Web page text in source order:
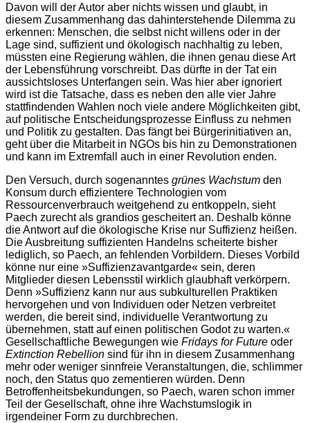
Davon will der Autor aber nichts wissen und glaubt, in
diesem Zusammenhang das dahinterstehende Dilemma zu
erkennen: Menschen, die selbst nicht willens oder in der
Lage sind, suffizient und ökologisch nachhaltig zu leben,
müssten eine Regierung wählen, die ihnen genau diese Art
der Lebensführung vorschreibt. Das dürfte in der Tat ein
aussichtsloses Unterfangen sein. Was hier aber ignoriert
wird ist die Tatsache, dass es neben den alle vier Jahre
stattfindenden Wahlen noch viele andere Möglichkeiten gibt,
auf politische Entscheidungsprozesse Einfluss zu nehmen
und Politik zu gestalten. Das fängt bei Bürgerinitiativen an,
geht über die Mitarbeit in NGOs bis hin zu Demonstrationen
und kann im Extremfall auch in einer Revolution enden.
Den Versuch, durch sogenanntes grünes Wachstum den
Konsum durch effizientere Technologien vom
Ressourcenverbrauch weitgehend zu entkoppeln, sieht
Paech zurecht als grandios gescheitert an. Deshalb könne
die Antwort auf die ökologische Krise nur Suffizienz heißen.
Die Ausbreitung suffizienten Handelns scheiterte bisher
lediglich, so Paech, an fehlenden Vorbildern. Dieses Vorbild
könne nur eine »Suffizienzavantgarde« sein, deren
Mitglieder diesen Lebensstil wirklich glaubhaft verkörpern.
Denn »Suffizienz kann nur aus subkulturellen Praktiken
hervorgehen und von Individuen oder Netzen verbreitet
werden, die bereit sind, individuelle Verantwortung zu
übernehmen, statt auf einen politischen Godot zu warten.«
Gesellschaftliche Bewegungen wie Fridays for Future oder
Extinction Rebellion sind für ihn in diesem Zusammenhang
mehr oder weniger sinnfreie Veranstaltungen, die, schlimmer
noch, den Status quo zementieren würden. Denn
Betroffenheitsbekundungen, so Paech, waren schon immer
Teil der Gesellschaft, ohne ihre Wachstumslogik in
irgendeiner Form zu durchbrechen.